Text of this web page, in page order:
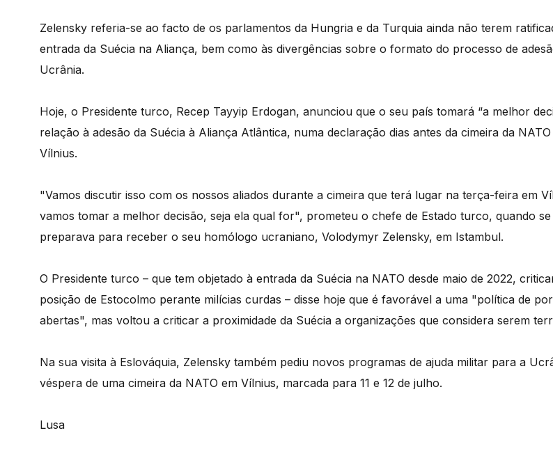
Zelensky referia-se ao facto de os parlamentos da Hungria e da Turquia ainda não terem
entrada da Suécia na Aliança, bem como às divergências sobre o formato do processo de
Ucrânia.
Hoje, o Presidente turco, Recep Tayyip Erdogan, anunciou que o seu país tomará “a melhor
relação à adesão da Suécia à Aliança Atlântica, numa declaração dias antes da cimeira da
Vílnius.
"Vamos discutir isso com os nossos aliados durante a cimeira que terá lugar na terça-feira em
vamos tomar a melhor decisão, seja ela qual for", prometeu o chefe de Estado turco, quando se
preparava para receber o seu homólogo ucraniano, Volodymyr Zelensky, em Istambul.
O Presidente turco – que tem objetado à entrada da Suécia na NATO desde maio de 2022,
posição de Estocolmo perante milícias curdas – disse hoje que é favorável a uma "política de
abertas", mas voltou a criticar a proximidade da Suécia a organizações que considera serem
Na sua visita à Eslováquia, Zelensky também pediu novos programas de ajuda militar para a
véspera de uma cimeira da NATO em Vílnius, marcada para 11 e 12 de julho.
Lusa